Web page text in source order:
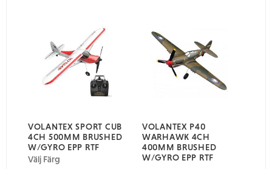
VOLANTEX SPORT CUB
4CH 500MM BRUSHED
W/GYRO EPP RTF
Välj Färg
VOLANTEX P40
WARHAWK 4CH
400MM BRUSHED
W/GYRO EPP RTF